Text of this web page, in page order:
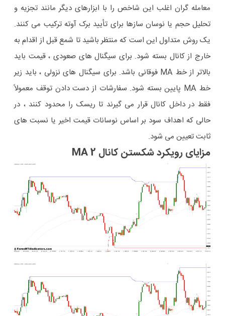
معامله گران اغلب این شاخص را با ابزارهای دیگر مانند تجزیه و
تحلیل حجم یا نوسان سازها برای تأیید برک آوته ترکیب می کنند.
یک روش متداول این است که منتظر باشید تا شمع قبل از اقدام به
خارج از کانال بسته شود. برای سیگنال های صعودی ، قیمت باید
بالاتر از خط MA فوقانی باشد. برای سیگنال های نزولی ، باید زیر
خط MA پایین بسته شود. سفارشات از دست دادن توقف معمولاً
فقط در داخل کانال قرار می گیرند تا ریسک را محدود کنند ، در
حالی که اهداف سود بر اساس نوسانات قیمت اخیر یا نسبت های
ثابت تعیین می شود.
مزایای رویکرد شکستن کانال 2 MA